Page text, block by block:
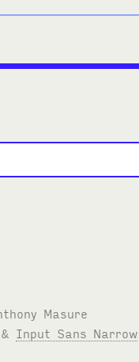
Masure
& Input Sans Narrow